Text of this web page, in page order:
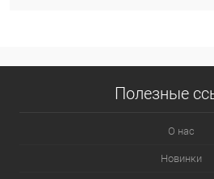
Полезные
О нас
Новинки